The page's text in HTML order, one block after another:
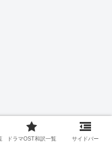
ドラマOST和訳一覧 サイドバー